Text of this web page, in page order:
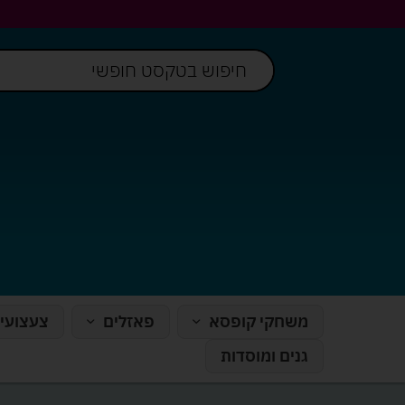
משחקי קופסא פאזלים
גנים ומוסדות